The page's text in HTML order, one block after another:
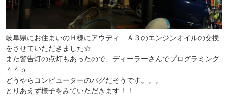
岐阜県にお住まいのＨ様にアウディ Ａ３のエンジンオイルの交換
をさせていただきました☆
また警告灯の点灯もあったので、ディーラーさんでプログラミング
＾＾ｂ
どうやらコンピューターのバグだそうです。。。
とりあえず様子をみていただきます！！